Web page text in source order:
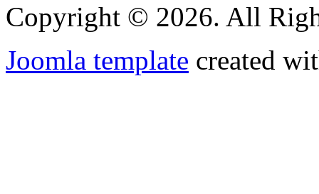
Copyright © 2026. All
Joomla template created